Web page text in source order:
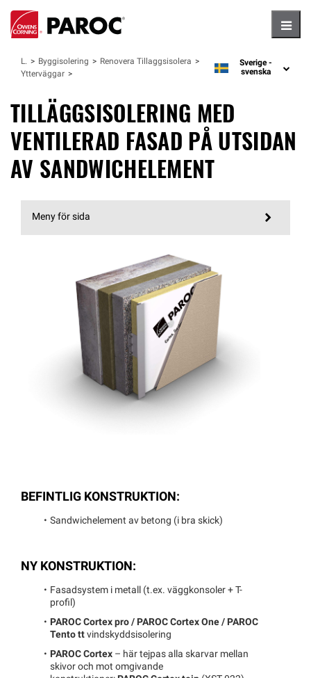
Lösningar Byggisolering
Renovera Tillaggsisolera
Ytterväggar
language
Sverige -
svenska
TILLÄGGSISOLERING MED
VENTILERAD FASAD PÅ UTSIDAN
AV SANDWICHELEMENT
Meny för sida
BEFINTLIG KONSTRUKTION:
Sandwichelement av betong (i bra skick)
NY KONSTRUKTION:
Fasadsystem i metall (t.ex. väggkonsoler + T-
profil)
PAROC Cortex pro / PAROC Cortex One / PAROC
Tento tt vindskyddsisolering
PAROC Cortex– här tejpas alla skarvar mellan
skivor och mot omgivande